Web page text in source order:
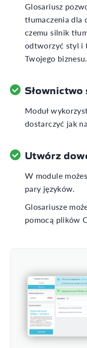
Glosariusz
tłumaczenia
czemu silnik
odtworzyć styl i
Twojego biznesu.
Moduł
dostarczyć jak
Utwórz
W module
pary języków.
Glosariusze
pomocą plików